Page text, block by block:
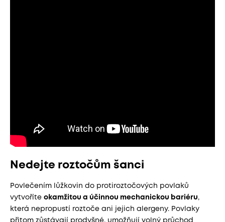
Nedejte roztočům šanci
Povlečením lůžkovin do protiroztočových povlaků
vytvoříte okamžitou a účinnou mechanickou bariéru,
která nepropustí roztoče ani jejich alergeny. Povlaky
přitom zůstávají prodyšné, umožňují volný průchod